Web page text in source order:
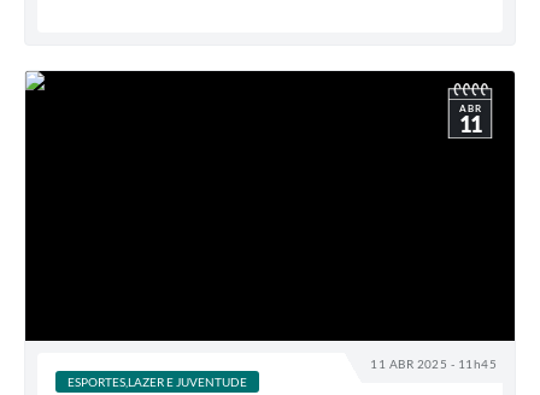
11 ABR 2025 - 11h45
ABR
11
ESPORTES,LAZER E JUVENTUDE